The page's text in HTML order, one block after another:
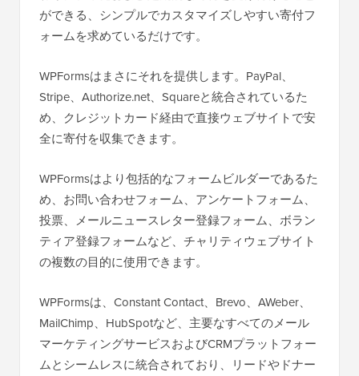
ができる、シンプルでカスタマイズしやすい寄付フ
ォームを求めているだけです。
WPFormsはまさにそれを提供します。PayPal、
Stripe、Authorize.net、Squareと統合されているた
め、クレジットカード経由で直接ウェブサイトで安
全に寄付を収集できます。
WPFormsはより包括的なフォームビルダーであるた
め、お問い合わせフォーム、アンケートフォーム、
投票、メールニュースレター登録フォーム、ボラン
ティア登録フォームなど、チャリティウェブサイト
の複数の目的に使用できます。
WPFormsは、Constant Contact、Brevo、AWeber、
MailChimp、HubSpotなど、主要なすべてのメール
マーケティングサービスおよびCRMプラットフォー
ムとシームレスに統合されており、リードやドナー